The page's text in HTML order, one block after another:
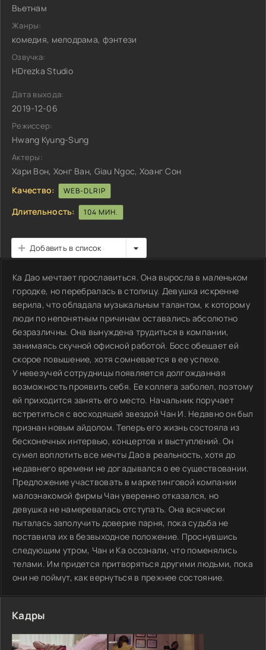
Вьетнам
Жанры:
комедия, мелодрама, фэнтези
Озвучка:
HDrezka Studio
Дата выхода:
2019-12-06
Режиссер:
Hwang Kyung-Sung
Актеры:
Хари Вон, Хонг Ван, Giau Ngoc, Хоанг Сон
Качество:
WEB-DLRIP
Длительность: 104 МИН.
Добавить в список
Ка Дао мечтает прославиться. Она выросла в маленьком
городке, но перебралась в столицу. Девушка искренне
верила, что обладала музыкальным талантом, к которому
люди по непонятным причинам оставались абсолютно
безразличны. Она вынуждена трудиться в компании,
занимаясь скучной офисной работой. Босс обещает ей
скорое повышение, хотя сомневается в ее успехе.
У невезучей сотрудницы появляется долгожданная
возможность проявить себя. Ее коллега заболел, поэтому
ей приходится занять его место. Начальник поручает
встретиться с восходящей звездой Чан И. Недавно он был
признан новым айдолом. Теперь его жизнь состояла из
бесконечных интервью, концертов и выступлений. Он
сумел воплотить все мечты Дао в реальность, хотя до
недавнего времени не догадывался о ее существовании.
Предложение участвовать в маркетинговой компании
малознакомой фирмы Чан уверенно отказался, но
девушка не намеревалась отступать. Она всячески
пыталась заполучить доверие парня, пока судьба не
поставила их в безвыходное положение. Проснувшись
следующим утром, Чан и Ка осознали, что поменялись
телами. Им придется притворяться другими людьми, пока
они не поймут, как вернуться в прежнее состояние.
Кадры